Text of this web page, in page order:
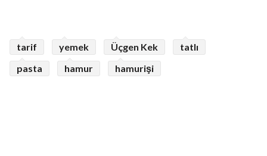
tarif yemek Üçgen Kek
tatlı
pasta
hamur hamurişi